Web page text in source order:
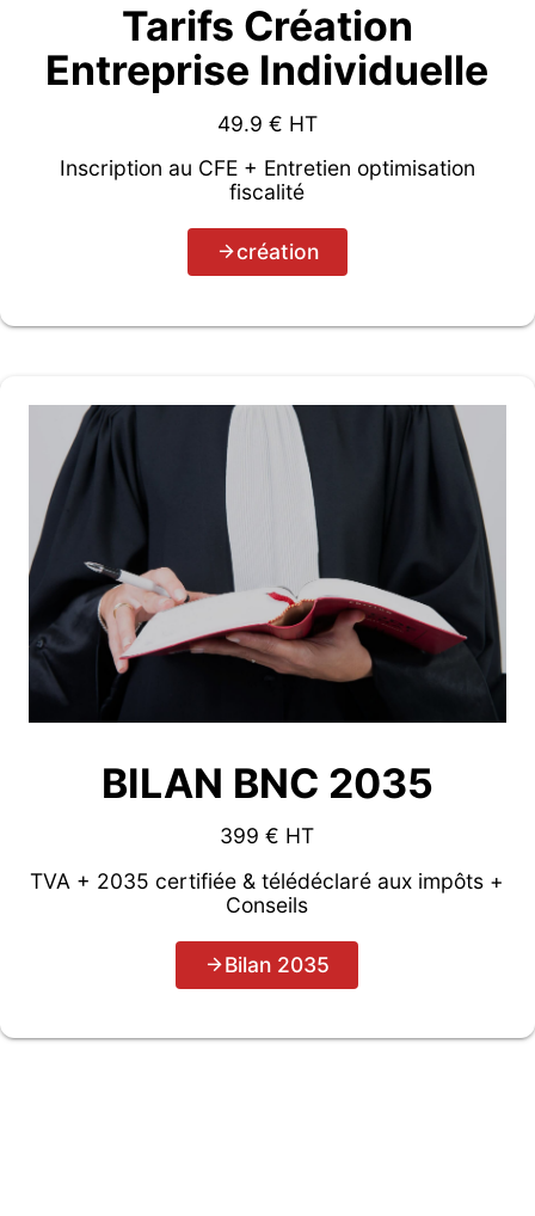
Tarifs Création
Entreprise Individuelle
49.9 € HT
Inscription au CFE + Entretien optimisation
fiscalité
création
BILAN BNC 2035
399 € HT
TVA + 2035 certifiée & télédéclaré aux impôts +
Conseils
Bilan 2035